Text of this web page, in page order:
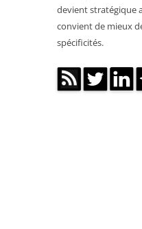
devient stratégique
convient de mieux
spécificités.